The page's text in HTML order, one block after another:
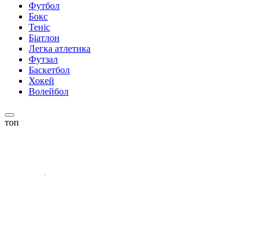
Футбол
Бокс
Теніс
Біатлон
Легка атлетика
Футзал
Баскетбол
Хокей
Волейбол
топ